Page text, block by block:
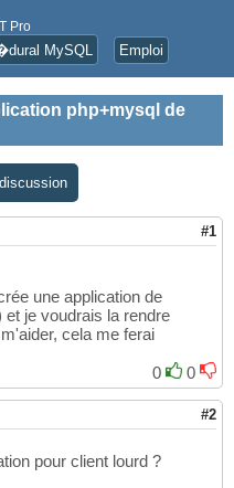
Pro
MySQL Emploi
php+mysql de
#1
une application de
je voudrais la rendre
cela me ferai
0
0
#2
pour client lourd ?